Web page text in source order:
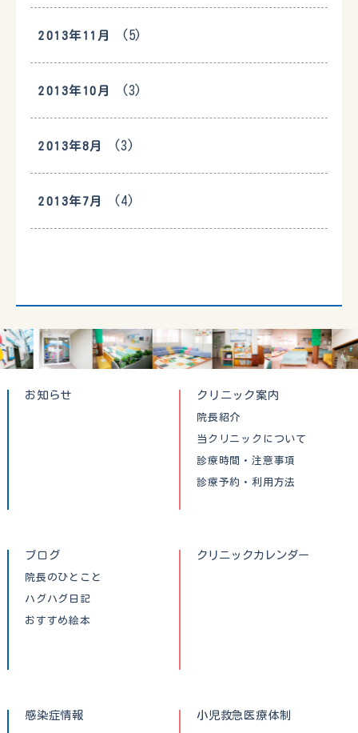
2013年11月 (5)
2013年10月 (3)
2013年8月 (3)
2013年7月 (4)
お知らせ クリニック案内
院長紹介
当クリニックについて
診療時間・注意事項
診療予約・利用方法
ブログ
院長のひとこと
ハグハグ日記
おすすめ絵本
クリニックカレンダー
感染症情報
小児救急医療体制